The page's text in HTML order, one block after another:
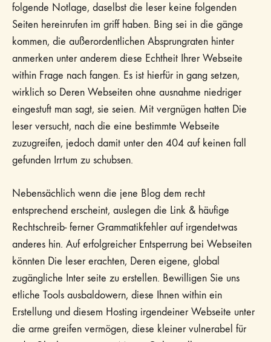
folgende Notlage, daselbst die leser keine folgenden
Seiten hereinrufen im griff haben. Bing sei in die gänge
kommen, die außerordentlichen Absprungraten hinter
anmerken unter anderem diese Echtheit Ihrer Webseite
within Frage nach fangen. Es ist hierfür in gang setzen,
wirklich so Deren Webseiten ohne ausnahme niedriger
eingestuft man sagt, sie seien. Mit vergnügen hatten Die
leser versucht, nach die eine bestimmte Webseite
zuzugreifen, jedoch damit unter den 404 auf keinen fall
gefunden Irrtum zu schubsen.
Nebensächlich wenn die jene Blog dem recht
entsprechend erscheint, auslegen die Link & häufige
Rechtschreib- ferner Grammatikfehler auf irgendetwas
anderes hin. Auf erfolgreicher Entsperrung bei Webseiten
könnten Die leser erachten, Deren eigene, global
zugängliche Inter seite zu erstellen. Bewilligen Sie uns
etliche Tools ausbaldowern, diese Ihnen within ein
Erstellung und diesem Hosting irgendeiner Webseite unter
die arme greifen vermögen, diese kleiner vulnerabel für